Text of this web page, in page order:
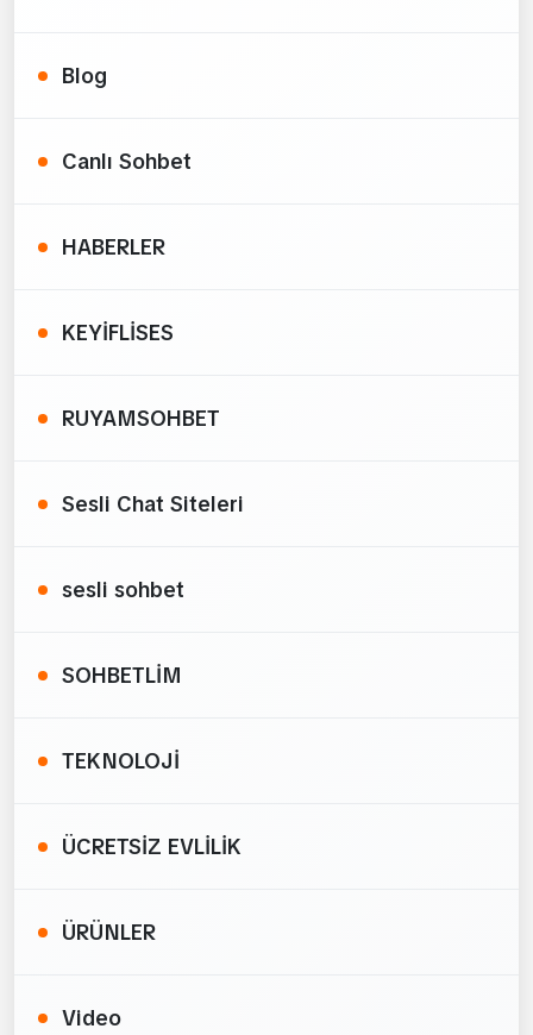
Blog
Canlı Sohbet
HABERLER
KEYİFLİSES
RUYAMSOHBET
Sesli Chat Siteleri
sesli sohbet
SOHBETLİM
TEKNOLOJİ
ÜCRETSİZ EVLİLİK
ÜRÜNLER
Video